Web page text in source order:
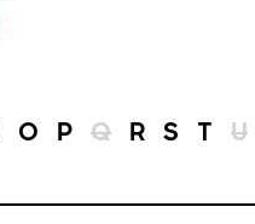
O P Q R S T U